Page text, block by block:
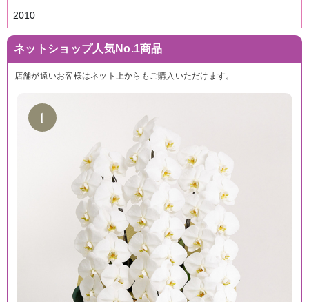
2010
ネットショップ人気No.1商品
店舗が遠いお客様はネット上からもご購入いただけます。